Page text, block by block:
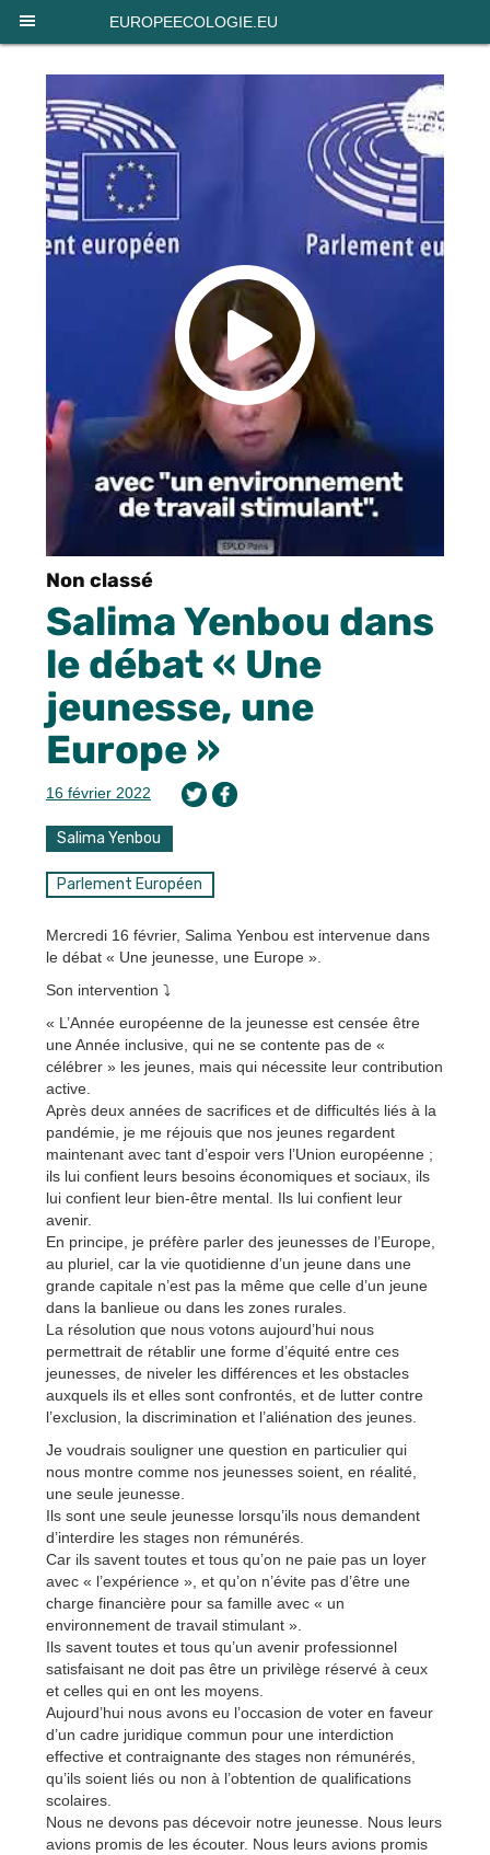
EUROPEECOLOGIE.EU
Non classé
Salima Yenbou dans
le débat « Une
jeunesse, une
Europe »
16 février 2022
Salima Yenbou
Parlement Européen
Mercredi 16 février, Salima Yenbou est intervenue dans
le débat « Une jeunesse, une Europe ».
Son intervention ⤵
« L’Année européenne de la jeunesse est censée être
une Année inclusive, qui ne se contente pas de «
célébrer » les jeunes, mais qui nécessite leur contribution
active.
Après deux années de sacrifices et de difficultés liés à la
pandémie, je me réjouis que nos jeunes regardent
maintenant avec tant d’espoir vers l’Union européenne ;
ils lui confient leurs besoins économiques et sociaux, ils
lui confient leur bien-être mental. Ils lui confient leur
avenir.
En principe, je préfère parler des jeunesses de l’Europe,
au pluriel, car la vie quotidienne d’un jeune dans une
grande capitale n’est pas la même que celle d’un jeune
dans la banlieue ou dans les zones rurales.
La résolution que nous votons aujourd’hui nous
permettrait de rétablir une forme d’équité entre ces
jeunesses, de niveler les différences et les obstacles
auxquels ils et elles sont confrontés, et de lutter contre
l’exclusion, la discrimination et l’aliénation des jeunes.
Je voudrais souligner une question en particulier qui
nous montre comme nos jeunesses soient, en réalité,
une seule jeunesse.
Ils sont une seule jeunesse lorsqu’ils nous demandent
d’interdire les stages non rémunérés.
Car ils savent toutes et tous qu’on ne paie pas un loyer
avec « l’expérience », et qu’on n’évite pas d’être une
charge financière pour sa famille avec « un
environnement de travail stimulant ».
Ils savent toutes et tous qu’un avenir professionnel
satisfaisant ne doit pas être un privilège réservé à ceux
et celles qui en ont les moyens.
Aujourd’hui nous avons eu l’occasion de voter en faveur
d’un cadre juridique commun pour une interdiction
effective et contraignante des stages non rémunérés,
qu’ils soient liés ou non à l’obtention de qualifications
scolaires.
Nous ne devons pas décevoir notre jeunesse. Nous leurs
avions promis de les écouter. Nous leurs avions promis